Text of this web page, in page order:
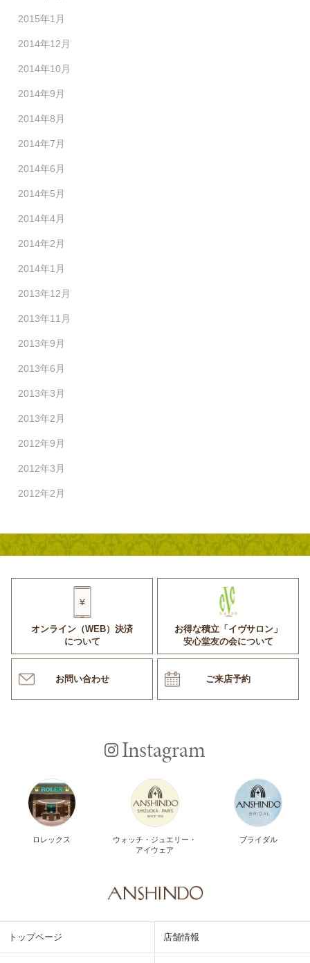
2015年1月
2014年12月
2014年10月
2014年9月
2014年8月
2014年7月
2014年6月
2014年5月
2014年4月
2014年2月
2014年1月
2013年12月
2013年11月
2013年9月
2013年6月
2013年3月
2013年2月
2012年9月
2012年3月
2012年2月
オンライン（WEB）決済
について
お得な積立「イヴサロン」
安心堂友の会について
お問い合わせ ご来店予約
Instagram
ロレックス
ウォッチ・ジュエリー・
アイウェア
ブライダル
トップページ 店舗情報